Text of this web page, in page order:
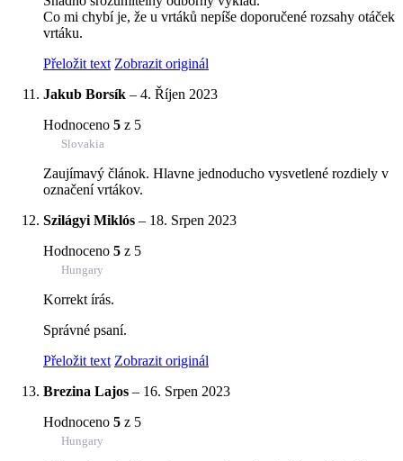
Co mi chybí je, že u vrtáků nepíše doporučené rozsahy otáček
vrtáku.
Přeložit text Zobrazit originál
Jakub Borsík – 4. Říjen 2023
Hodnoceno 5 z 5
Slovakia
Zaujímavý článok. Hlavne jednoducho vysvetlené rozdiely v
označení vrtákov.
Szilágyi Miklós – 18. Srpen 2023
Hodnoceno 5 z 5
Hungary
Korrekt írás.
Správné psaní.
Přeložit text Zobrazit originál
Brezina Lajos – 16. Srpen 2023
Hodnoceno 5 z 5
Hungary